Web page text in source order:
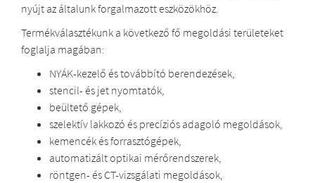
nyújt az általunk forgalmazott eszközökhöz.
Termékválasztékunk a következő fő megoldási területeket
foglalja magában:
NYÁK-kezelő és továbbító berendezések,
stencil- és jet nyomtatók,
beültető gépek,
szelektív lakkozó és precíziós adagoló megoldások,
kemencék és forrasztógépek,
automatizált optikai mérőrendszerek,
röntgen- és CT-vizsgálati megoldások,